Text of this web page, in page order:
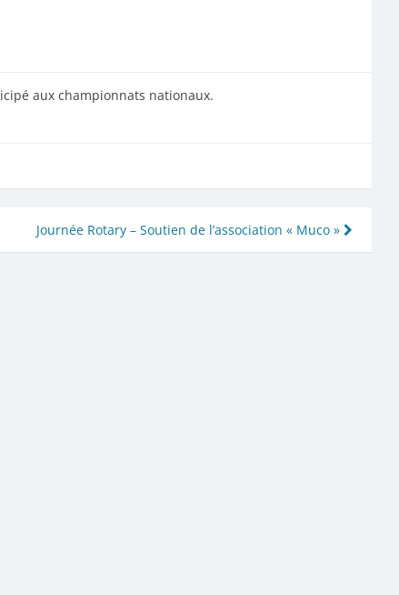
aux championnats nationaux.
Journée Rotary – Soutien de l’association « Muco »